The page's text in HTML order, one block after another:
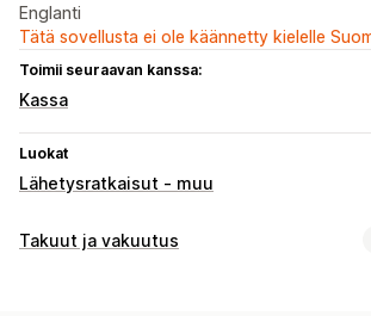
Englanti
Tätä sovellusta ei ole käännetty kielelle
Toimii seuraavan kanssa:
Kassa
Luokat
Lähetysratkaisut - muu
Takuut ja vakuutus